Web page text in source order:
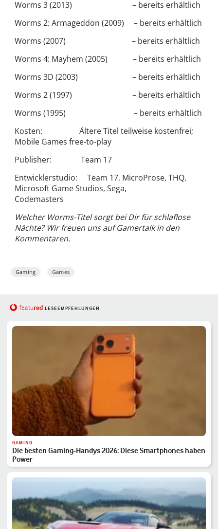
Worms 3 (2013) – bereits erhältlich
Worms 2: Armageddon (2009) – bereits erhältlich
Worms (2007) – bereits erhältlich
Worms 4: Mayhem (2005) – bereits erhältlich
Worms 3D (2003) – bereits erhältlich
Worms 2 (1997) – bereits erhältlich
Worms (1995) – bereits erhältlich
Kosten: Ältere Titel teilweise kostenfrei;
Mobile Games free-to-play
Publisher: Team 17
Entwicklerstudio: Team 17, MicroProse, THQ,
Microsoft Game Studios, Sega,
Codemasters
Welcher Worms-Titel sorgt bei Dir für schlaflose
Nächte? Wir freuen uns auf Gamertalk in den
Kommentaren.
Gaming Games
featured LESEEMPFEHLUNGEN
GAMING
Die besten Gaming-Handys 2026: Diese Smartphones haben
Power